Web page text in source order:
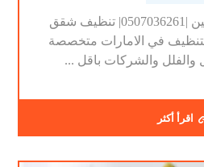
شركة تنظيف في العين |0507036261| تنظيف شقق
في الامارات متخصصة
والفلل والشركات باقل ...
اقرأ أكثر